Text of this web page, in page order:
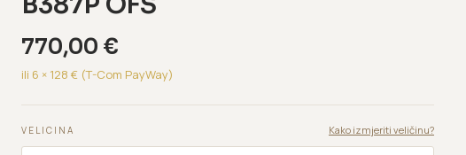
770,00 €
ili 6 × 128 € (T-Com PayWay)
VELICINA Kako izmjeriti veličinu?